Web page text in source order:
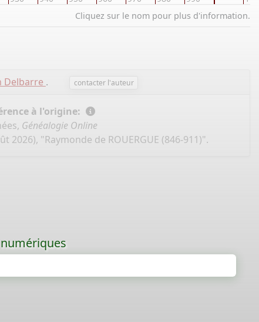
Cliquez sur le nom pour plus d'information.
Delbarre . contacter l'auteur
à l'origine:
Généalogie Online
2026), "Raymonde de ROUERGUE (846-911)".